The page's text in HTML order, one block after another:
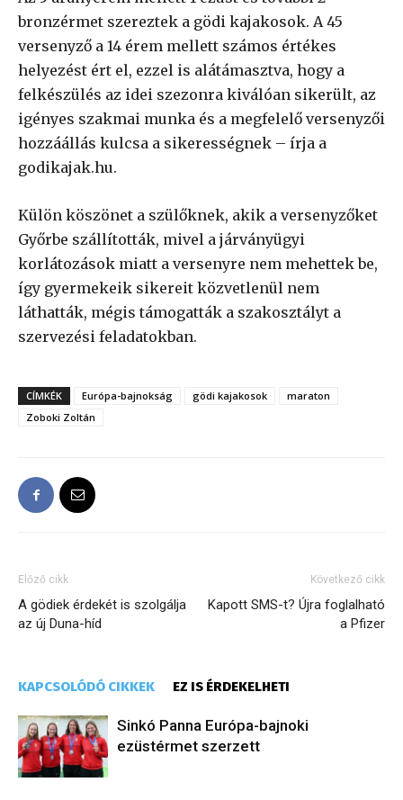
bronzérmet szereztek a gödi kajakosok. A 45
versenyző a 14 érem mellett számos értékes
helyezést ért el, ezzel is alátámasztva, hogy a
felkészülés az idei szezonra kiválóan sikerült, az
igényes szakmai munka és a megfelelő versenyzői
hozzáállás kulcsa a sikerességnek – írja a
godikajak.hu.
Külön köszönet a szülőknek, akik a versenyzőket
Győrbe szállították, mivel a járványügyi
korlátozások miatt a versenyre nem mehettek be,
így gyermekeik sikereit közvetlenül nem
láthatták, mégis támogatták a szakosztályt a
szervezési feladatokban.
CÍMKÉK Európa-bajnokság gödi kajakosok
maraton
Zoboki Zoltán
Előző cikk
A gödiek érdekét is szolgálja
az új Duna-híd
Következő cikk
Kapott SMS-t? Újra foglalható
a Pfizer
KAPCSOLÓDÓ CIKKEK EZ IS ÉRDEKELHETI
Sinkó Panna Európa-bajnoki
ezüstérmet szerzett